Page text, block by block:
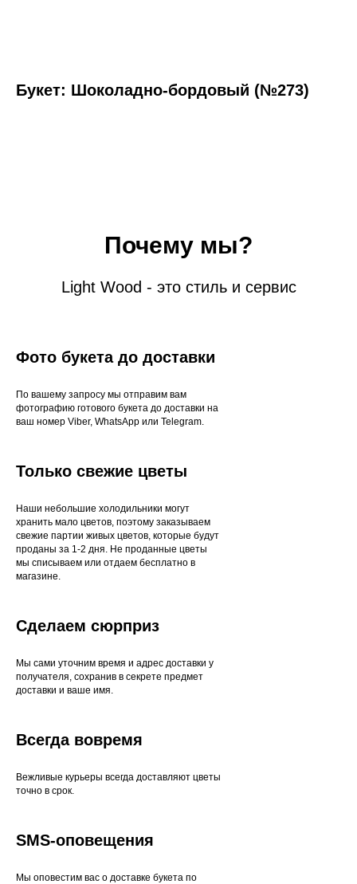
Букет: Шоколадно-бордовый (№273)
Почему мы?
Light Wood - это стиль и сервис
Фото букета до доставки
По вашему запросу мы отправим вам
фотографию готового букета до доставки на
ваш номер Viber, WhatsApp или Telegram.
Только свежие цветы
Наши небольшие холодильники могут
хранить мало цветов, поэтому заказываем
свежие партии живых цветов, которые будут
проданы за 1-2 дня. Не проданные цветы
мы списываем или отдаем бесплатно в
магазине.
Сделаем сюрприз
Мы сами уточним время и адрес доставки у
получателя, сохранив в секрете предмет
доставки и ваше имя.
Всегда вовремя
Вежливые курьеры всегда доставляют цветы
точно в срок.
SMS-оповещения
Мы оповестим вас о доставке букета по